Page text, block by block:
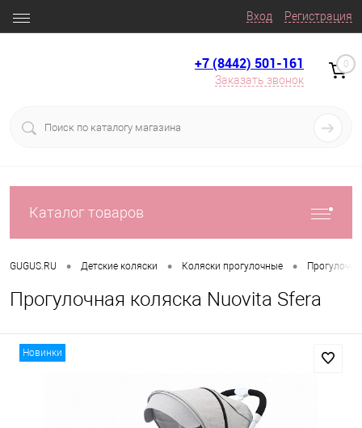
Вход Регистрация
+7 (8442) 501-161
Заказать звонок
0
Каталог товаров
GUGUS.RU • Детские коляски • Коляски прогулочные •
Прогулочная коляска Nuovita Sfera
Новинки